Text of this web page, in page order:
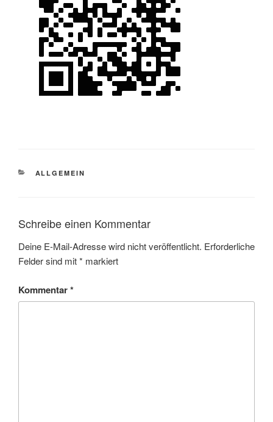
KATEGORIEN
ALLGEMEIN
Schreibe einen Kommentar
Deine E-Mail-Adresse wird nicht veröffentlicht. Erforderliche
Felder sind mit* markiert
Kommentar*